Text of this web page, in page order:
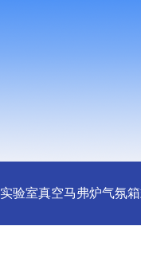
实验室真空马弗炉气氛